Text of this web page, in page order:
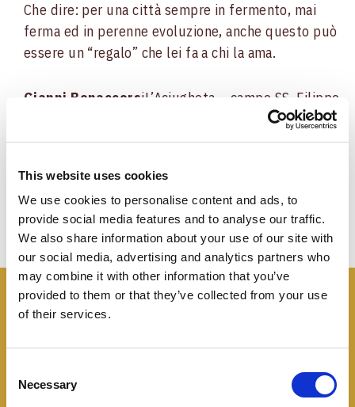
This website uses cookies
We use cookies to personalise content and ads, to
provide social media features and to analyse our traffic.
We also share information about your use of our site with
our social media, advertising and analytics partners who
may combine it with other information that you’ve
provided to them or that they’ve collected from your use
of their services.
Selection
Necessary
Che dire: per una città sempre in fermento, mai
ferma ed in perenne evoluzione, anche questo può
essere un “regalo” che lei fa a chi la ama.
Gianni BonaccorsiL’Aciugheta – campo SS. Filippo
Tel. +39 041
5224292Fax +39 041 5208222
I panini
Tutte le idee, trucchi e segreti per rendere